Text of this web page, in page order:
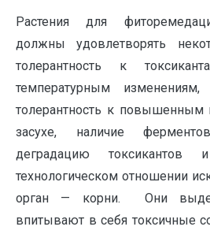
Растения для
должны удовлетворять
толерантность к
температурным изменениям,
толерантность к повышенным
засухе, наличие
деградацию
технологическом отношении
орган — корни. Они
впитывают в себя токсичные